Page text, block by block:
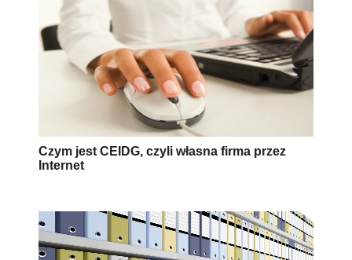
Czym jest CEIDG, czyli własna firma przez
Internet